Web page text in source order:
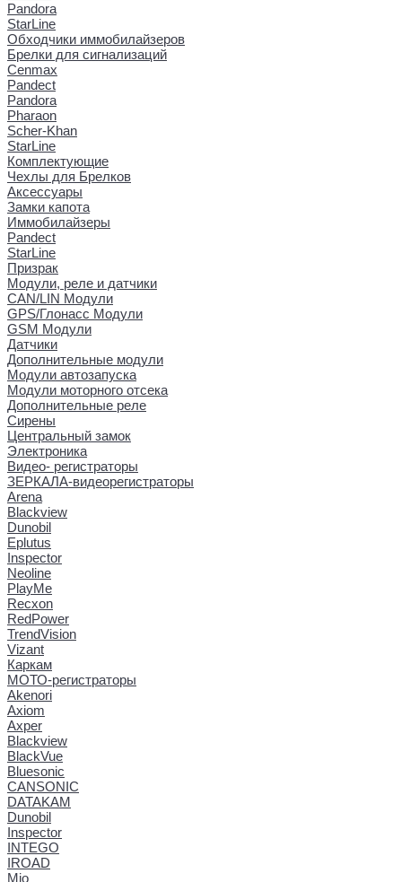
Pandora
StarLine
Обходчики иммобилайзеров
Брелки для сигнализаций
Cenmax
Pandect
Pandora
Pharaon
Scher-Khan
StarLine
Комплектующие
Чехлы для Брелков
Аксессуары
Замки капота
Иммобилайзеры
Pandect
StarLine
Призрак
Модули, реле и датчики
CAN/LIN Модули
GPS/Глонасс Модули
GSM Модули
Датчики
Дополнительные модули
Модули автозапуска
Модули моторного отсека
Дополнительные реле
Сирены
Центральный замок
Электроника
Видео- регистраторы
ЗЕРКАЛА-видеорегистраторы
Arena
Blackview
Dunobil
Eplutus
Inspector
Neoline
PlayMe
Recxon
RedPower
TrendVision
Vizant
Каркам
МОТО-регистраторы
Akenori
Axiom
Axper
Blackview
BlackVue
Bluesonic
CANSONIC
DATAKAM
Dunobil
Inspector
INTEGO
IROAD
Mio